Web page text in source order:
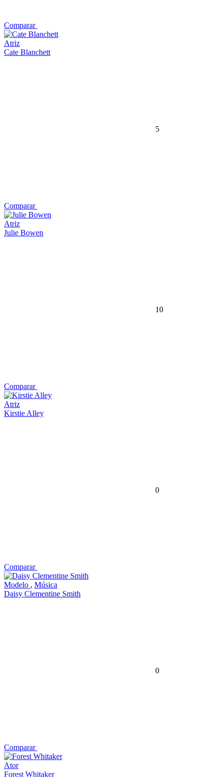
Comparar
Atriz
Cate Blanchett
5
Comparar
Atriz
Julie Bowen
10
Comparar
Atriz
Kirstie Alley
0
Comparar
Modelo , Música
Daisy Clementine Smith
0
Comparar
Ator
Forest Whitaker